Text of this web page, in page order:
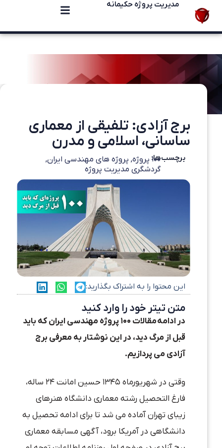
مدیریت پروژه حکیمانه
برج آزادی: تلفیقی از معماری
ساسانی، اسلامی و مدرن
برچسب‌ها:
۱۰۰ پروژه , پروژه های مهندسی ایران,
گردشگری مدیریت پروژه
این محتوا را به اشتراک بگذارید:
متن تیتر خود را وارد کنید
در ادامه
مقالات ۱۰۰ پروژه مهندسی ایران که باید
قبل از مرگ دید، در این نوشتار به معرفی برج
آزادی می پردازیم.
وقتی در شهریورماه ۱۳۴۵ حسین امانت ۲۴ ساله،
فارغ التحصیل رشته معماری دانشگاه هنرهای
زیبای تهران آماده می شد تا برای ادامه تحصیل به
دانشگاهی در آمریکا برود، آگهی مسابقه معماری